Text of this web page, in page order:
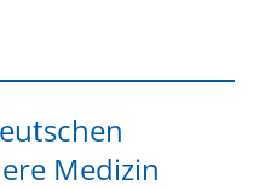
Medizin